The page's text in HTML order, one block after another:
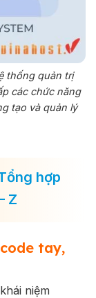
thống quản trị
các chức năng
tạo và quản lý
hợp
Z
tay,
niệm